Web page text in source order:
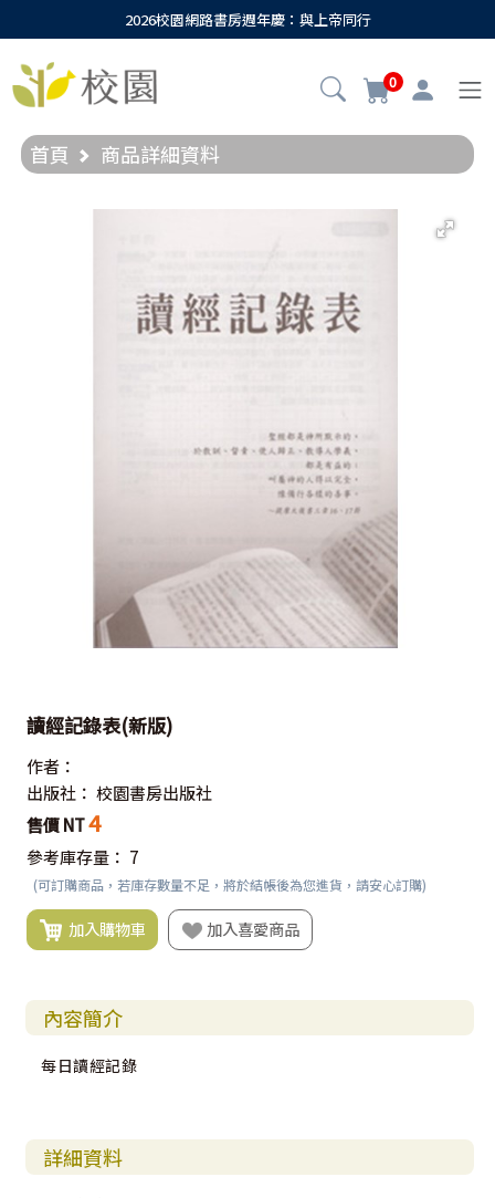
2026校園網路書房週年慶：與上帝同行
0
首頁 商品詳細資料
讀經記錄表(新版)
作者：
出版社： 校園書房出版社
售價 NT4
參考庫存量： 7
(可訂購商品，若庫存數量不足，將於結帳後為您進貨，請安心訂購)
加入購物車 加入喜愛商品
內容簡介
每日讀經記錄
詳細資料